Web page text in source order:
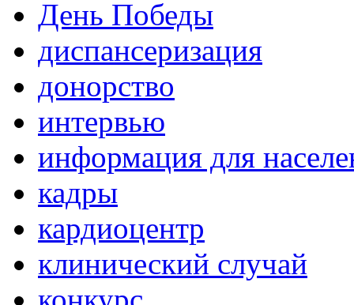
День Победы
диспансеризация
донорство
интервью
информация для
кадры
кардиоцентр
клинический случай